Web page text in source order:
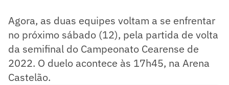
Agora, as duas equipes voltam a se enfrentar
no próximo sábado (12), pela partida de volta
da semifinal do Campeonato Cearense de
2022. O duelo acontece às 17h45, na Arena
Castelão.